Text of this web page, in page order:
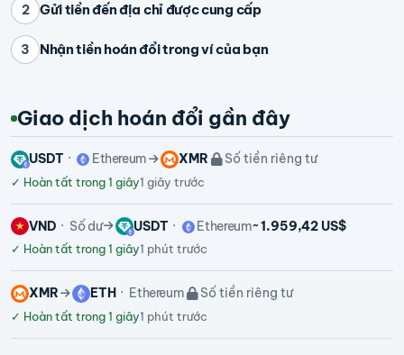
2 Gửi tiền đến địa chỉ được cung cấp
3 Nhận tiền hoán đổi trong ví của bạn
Giao dịch hoán đổi gần đây
USDT Ethereum XMR Số tiền riêng tư
✓ Hoàn tất trong 1 giây1 giây trước
VND Số dư USDT Ethereum~ 1.959,42 US$
✓ Hoàn tất trong 1 giây1 phút trước
XMR ETH Ethereum Số tiền riêng tư
✓ Hoàn tất trong 1 giây1 phút trước